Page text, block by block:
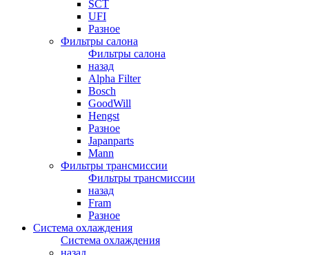
SCT
UFI
Разное
Фильтры салона
Фильтры салона
назад
Alpha Filter
Bosch
GoodWill
Hengst
Разное
Japanparts
Mann
Фильтры трансмиссии
Фильтры трансмиссии
назад
Fram
Разное
Система охлаждения
Система охлаждения
назад